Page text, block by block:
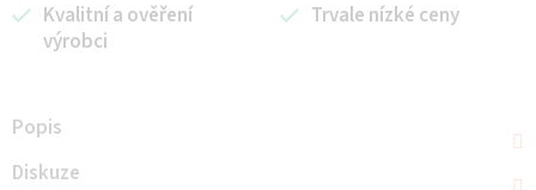
Kvalitní a ověření
výrobci
Trvale nízké ceny
Popis
Diskuze